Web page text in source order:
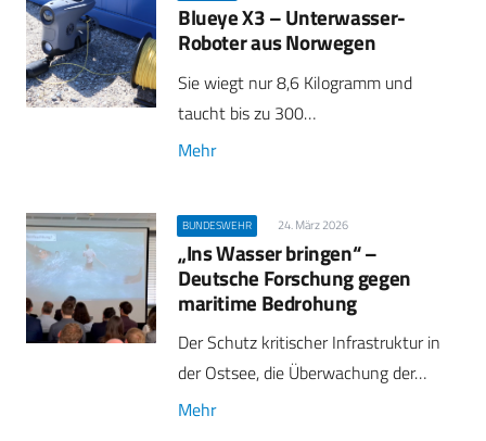
Blueye X3 – Unterwasser-
Roboter aus Norwegen
Sie wiegt nur 8,6 Kilogramm und
taucht bis zu 300…
Mehr
BUNDESWEHR 24. März 2026
„Ins Wasser bringen“ –
Deutsche Forschung gegen
maritime Bedrohung
Der Schutz kritischer Infrastruktur in
der Ostsee, die Überwachung der…
Mehr